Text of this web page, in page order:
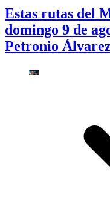
Estas rutas del
domingo 9 de
Petronio Álvarez